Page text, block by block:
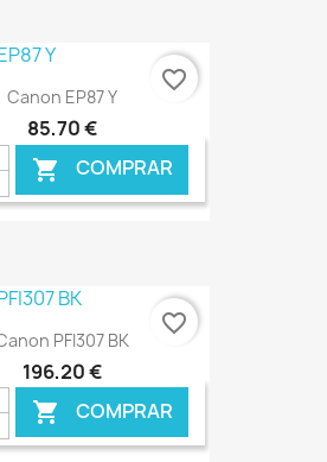
€ ONLINE
Canon EP87 Y
85,70 €
 COMPRAR
€ ONLINE
favorite_border
PFI307 BK
196,20 €
 COMPRAR
favorite_border